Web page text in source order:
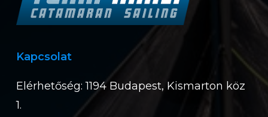
Kapcsolat
Elérhetőség: 1194 Budapest, Kismarton köz
1.